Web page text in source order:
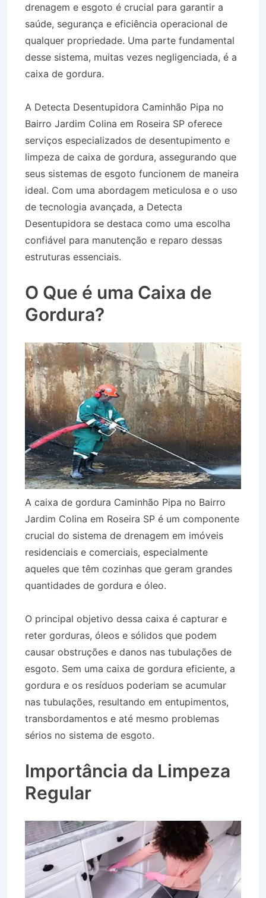
drenagem e esgoto é crucial para garantir a
saúde, segurança e eficiência operacional de
qualquer propriedade. Uma parte fundamental
desse sistema, muitas vezes negligenciada, é a
caixa de gordura.
A Detecta Desentupidora Caminhão Pipa no
Bairro Jardim Colina em Roseira SP oferece
serviços especializados de desentupimento e
limpeza de caixa de gordura, assegurando que
seus sistemas de esgoto funcionem de maneira
ideal. Com uma abordagem meticulosa e o uso
de tecnologia avançada, a Detecta
Desentupidora se destaca como uma escolha
confiável para manutenção e reparo dessas
estruturas essenciais.
O Que é uma Caixa de
Gordura?
A caixa de gordura Caminhão Pipa no Bairro
Jardim Colina em Roseira SP é um componente
crucial do sistema de drenagem em imóveis
residenciais e comerciais, especialmente
aqueles que têm cozinhas que geram grandes
quantidades de gordura e óleo.
O principal objetivo dessa caixa é capturar e
reter gorduras, óleos e sólidos que podem
causar obstruções e danos nas tubulações de
esgoto. Sem uma caixa de gordura eficiente, a
gordura e os resíduos poderiam se acumular
nas tubulações, resultando em entupimentos,
transbordamentos e até mesmo problemas
sérios no sistema de esgoto.
Importância da Limpeza
Regular